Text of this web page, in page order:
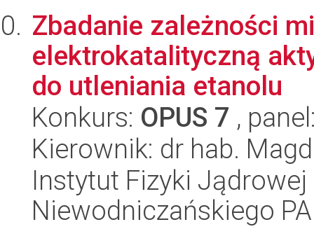
Zbadanie zależności
elektrokatalityczną
do utleniania etanolu
Konkurs: OPUS 7 ,
Kierownik: dr hab.
Instytut Fizyki
Niewodniczańskiego